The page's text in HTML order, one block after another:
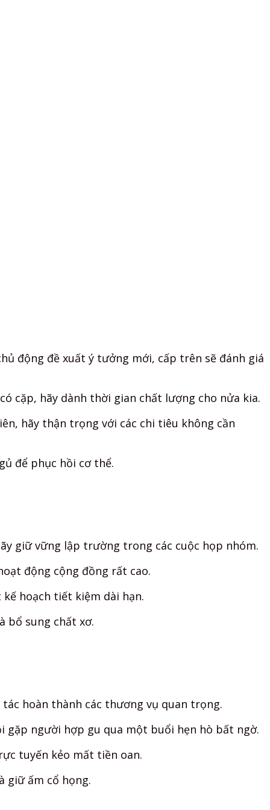
động đề xuất ý tưởng mới, cấp trên sẽ đánh giá
cặp, hãy dành thời gian chất lượng cho nửa kia.
hãy thận trọng với các chi tiêu không cần
để phục hồi cơ thể.
giữ vững lập trường trong các cuộc họp nhóm.
động cộng đồng rất cao.
hoạch tiết kiệm dài hạn.
bổ sung chất xơ.
hoàn thành các thương vụ quan trọng.
gặp người hợp gu qua một buổi hẹn hò bất ngờ.
tuyến kẻo mất tiền oan.
giữ ấm cổ họng.